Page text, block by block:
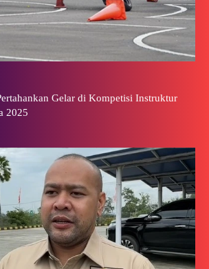
Gelar di Kompetisi Instruktur
2025